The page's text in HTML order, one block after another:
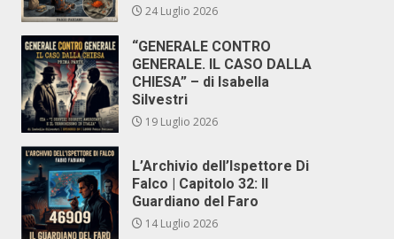
24 Luglio 2026
“GENERALE CONTRO
GENERALE. IL CASO DALLA
CHIESA” – di Isabella
Silvestri
19 Luglio 2026
L’Archivio dell’Ispettore Di
Falco | Capitolo 32: Il
Guardiano del Faro
14 Luglio 2026